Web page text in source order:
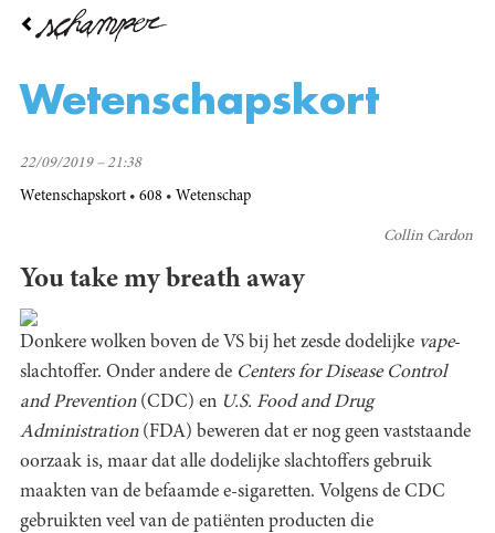
Overslaan
inhoud
Wetenschapskort
22/09/2019 – 21:38
Wetenschapskort 608 Wetenschap
Collin Cardon
You take my breath away
Donkere wolken boven de VS bij het zesde dodelijke vape-
slachtoffer. Onder andere de Centers for Disease Control
and Prevention(CDC) en U.S. Food and Drug
Administration(FDA) beweren dat er nog geen vaststaande
oorzaak is, maar dat alle dodelijke slachtoffers gebruik
maakten van de befaamde e-sigaretten. Volgens de CDC
gebruikten veel van de patiënten producten die